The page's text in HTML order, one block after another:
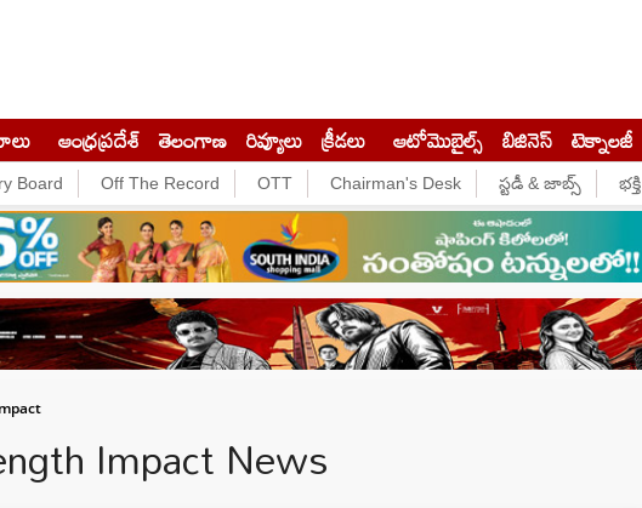
ఆంధ్రప్రదేశ్ తెలంగాణ రివ్యూలు క్రీడలు ఆటోమొబైల్స్ బిజినెస్‌ టెక్నాలజీ
Board Off The Record OTT Chairman's Desk స్టడీ & జాబ్స్ భక్తి
Impact News